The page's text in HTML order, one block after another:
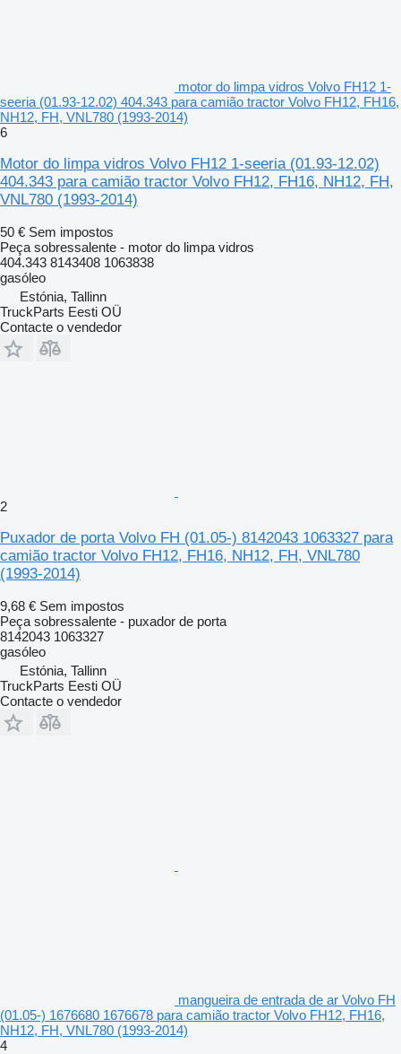
motor do limpa vidros Volvo FH12 1-
seeria (01.93-12.02) 404.343 para camião tractor Volvo FH12, FH16,
NH12, FH, VNL780 (1993-2014)
6
Motor do limpa vidros Volvo FH12 1-seeria (01.93-12.02)
404.343 para camião tractor Volvo FH12, FH16, NH12, FH,
VNL780 (1993-2014)
50 € Sem impostos
Peça sobressalente - motor do limpa vidros
404.343 8143408 1063838
gasóleo
Estónia, Tallinn
TruckParts Eesti OÜ
Contacte o vendedor
2
Puxador de porta Volvo FH (01.05-) 8142043 1063327 para
camião tractor Volvo FH12, FH16, NH12, FH, VNL780
(1993-2014)
9,68 € Sem impostos
Peça sobressalente - puxador de porta
8142043 1063327
gasóleo
Estónia, Tallinn
TruckParts Eesti OÜ
Contacte o vendedor
mangueira de entrada de ar Volvo FH
(01.05-) 1676680 1676678 para camião tractor Volvo FH12, FH16,
NH12, FH, VNL780 (1993-2014)
4